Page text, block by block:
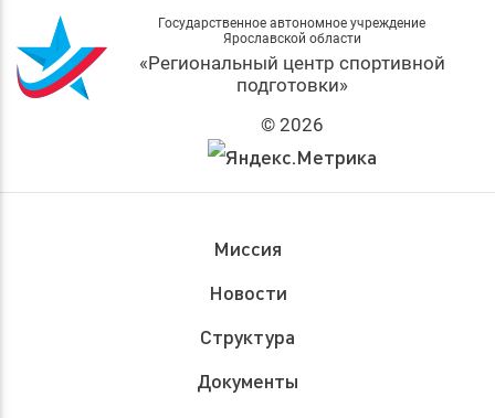
Государственное автономное учреждение
Ярославской области
«Региональный центр спортивной
подготовки»
© 2026
Миссия
Новости
Структура
Документы